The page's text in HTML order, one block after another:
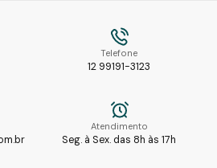
Telefone
12 99191-3123
Atendimento
Seg. à Sex. das 8h às 17h